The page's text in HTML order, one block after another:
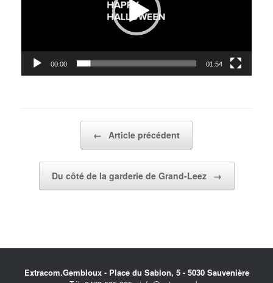
00:00 01:54
← Article précédent
Du côté de la garderie de Grand-Leez →
Extracom.Gembloux - Place du Sablon, 5 - 5030 Sauvenière